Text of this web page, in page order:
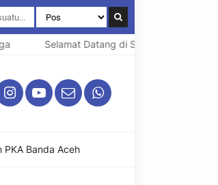
Selamat Datang di SMK Negeri 1 Lhoknga
Banda Aceh